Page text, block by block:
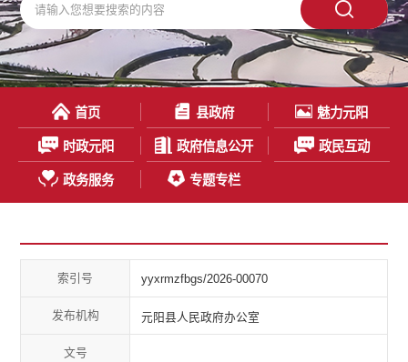
首页 县政府 魅力元阳
时政元阳 政府信息公开 政民互动
政务服务 专题专栏
索引号 yyxrmzfbgs/2026-00070
发布机构 元阳县人民政府办公室
文号